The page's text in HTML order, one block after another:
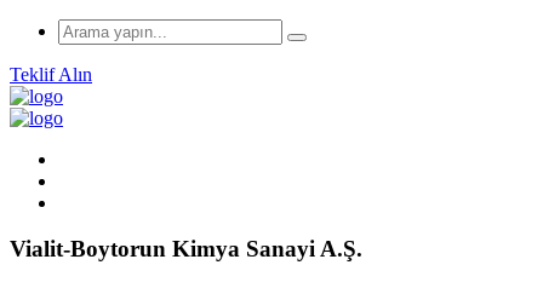
Teklif Alın
Vialit-Boytorun Kimya Sanayi A.Ş.